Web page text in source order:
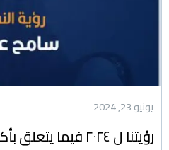
يونيو 23, 2024
رؤيتنا ل ٢٠٢٤ فيما يتعلق بأكاديمية المحاماة